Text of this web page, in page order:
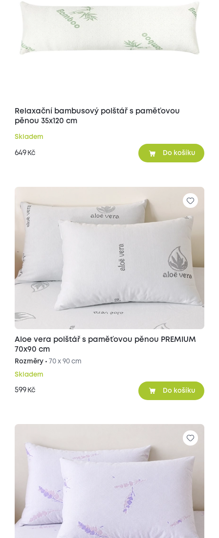
Relaxační bambusový polštář s paměťovou
pěnou 35x120 cm
Skladem
649 Kč Do košíku
Aloe vera polštář s paměťovou pěnou PREMIUM
70x90 cm
Rozměry • 70 x 90 cm
Skladem
599 Kč Do košíku